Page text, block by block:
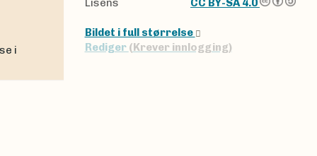
Lisens
CC BY-SA 4.0
Bildet i full størrelse
Rediger (Krever innlogging)